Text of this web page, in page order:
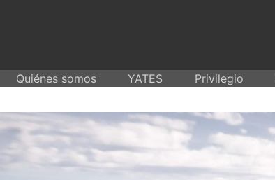
Quiénes somos YATES Privilegio